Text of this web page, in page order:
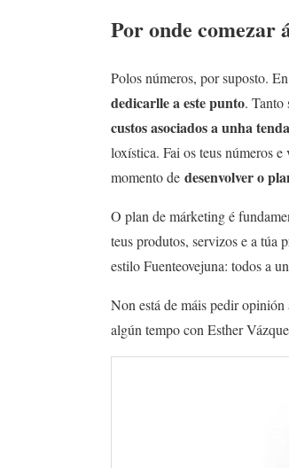
Por onde comezar
Polos números, por suposto.
dedicarlle a este punto. Tanto
custos asociados a unha
loxística. Fai os teus números
momento de desenvolver o
O plan de márketing é
teus produtos, servizos e a túa
estilo Fuenteovejuna: todos a
Non está de máis pedir opinión
algún tempo con Esther